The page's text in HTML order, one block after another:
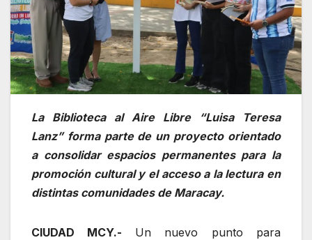
La Biblioteca al Aire Libre “Luisa Teresa
Lanz” forma parte de un proyecto orientado
a consolidar espacios permanentes para la
promoción cultural y el acceso a la lectura en
distintas comunidades de Maracay.
CIUDAD MCY.- Un nuevo punto para